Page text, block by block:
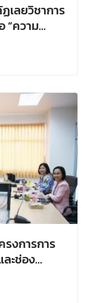
เลยวิชาการ
“ความ
อสังคมท้อง
อาคาร
รงการการ
ะช่อง
ษตรกร
video